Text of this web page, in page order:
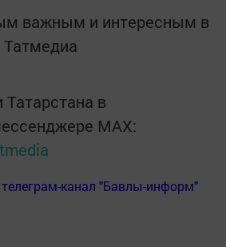
важным и интересным в
Татмедиа
Татарстана в
MАХ:
телеграм-канал "Бавлы-информ"